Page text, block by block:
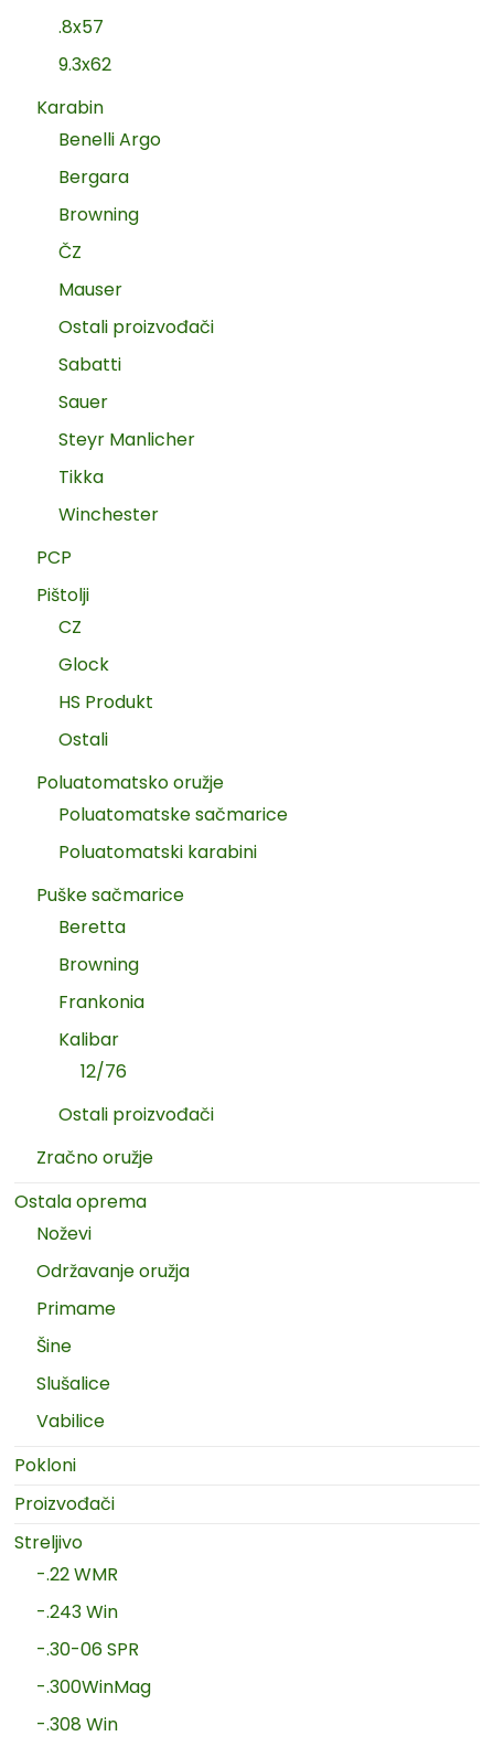
.8x57
9.3x62
Karabin
Benelli Argo
Bergara
Browning
ČZ
Mauser
Ostali proizvođači
Sabatti
Sauer
Steyr Manlicher
Tikka
Winchester
PCP
Pištolji
CZ
Glock
HS Produkt
Ostali
Poluatomatsko oružje
Poluatomatske sačmarice
Poluatomatski karabini
Puške sačmarice
Beretta
Browning
Frankonia
Kalibar
12/76
Ostali proizvođači
Zračno oružje
Ostala oprema
Noževi
Održavanje oružja
Primame
Šine
Slušalice
Vabilice
Pokloni
Proizvođači
Streljivo
-.22 WMR
-.243 Win
-.30-06 SPR
-.300WinMag
-.308 Win